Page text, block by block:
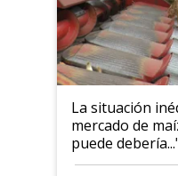
La situación
mercado de
puede